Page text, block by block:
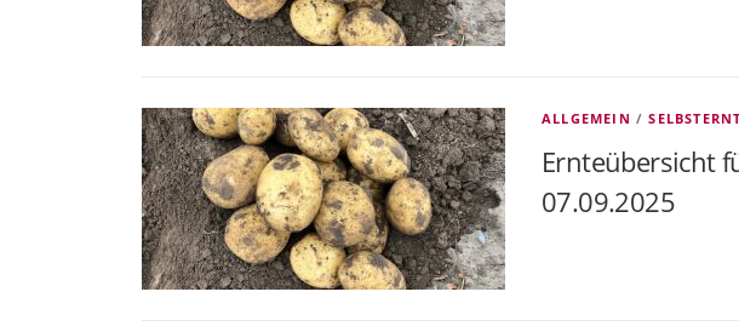
ALLGEMEIN /
Ernteübersicht
07.09.2025